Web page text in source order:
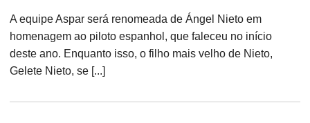
A equipe Aspar será renomeada de Ángel Nieto em
homenagem ao piloto espanhol, que faleceu no início
deste ano. Enquanto isso, o filho mais velho de Nieto,
Gelete Nieto, se [...]